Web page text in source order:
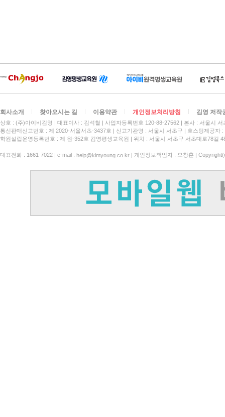
회사소개 찾아오시는 길 이용약관 개인정보처리방침 김영 저작
상호 : (주)아이비김영 대표이사 : 김석철 사업자등록번호 120-88-27562
본사 : 서울시
통신판매신고번호 : 제 2020-서울서초-3437호
신고기관명 : 서울시 서초구
호스팅제공자
학원설립운영등록번호 : 제 원-352호 김영평생교육원 | 위치 : 서울시 서초구 서초대로78길
대표전화 : 1661-7022 | e-mail : help@kimyoung.co.kr | 개인정보책임자 : 오창훈 |